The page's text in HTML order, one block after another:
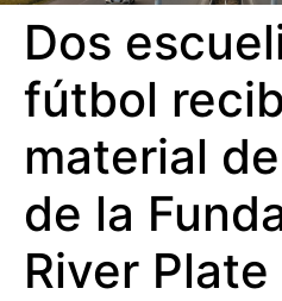
Dos
fútbol
material
de la
River Plate